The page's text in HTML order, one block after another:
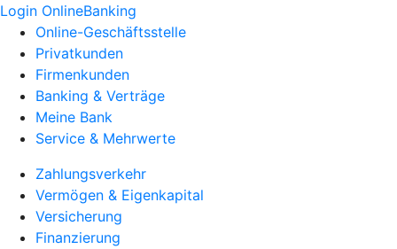
Login OnlineBanking
Online-Geschäftsstelle
Privatkunden
Firmenkunden
Banking & Verträge
Meine Bank
Service & Mehrwerte
Zahlungsverkehr
Vermögen & Eigenkapital
Versicherung
Finanzierung